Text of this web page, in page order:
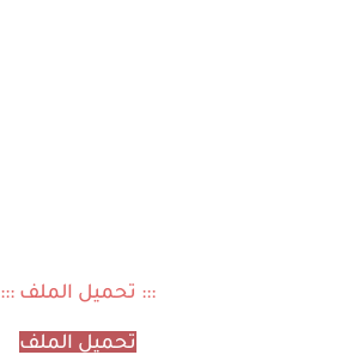
::: تحميل الملف :::
تحميل الملف